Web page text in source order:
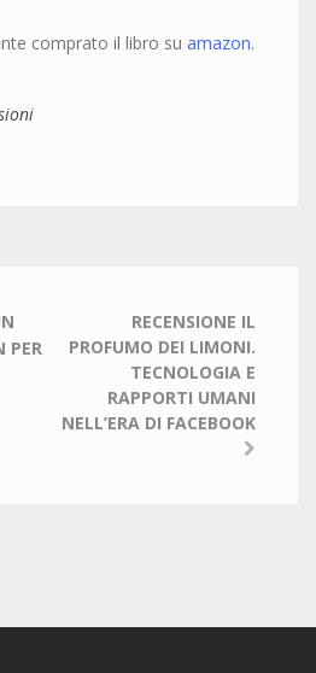
comprato il libro su amazon.
PER
RECENSIONE IL
PROFUMO DEI LIMONI.
TECNOLOGIA E
RAPPORTI UMANI
NELL’ERA DI FACEBOOK